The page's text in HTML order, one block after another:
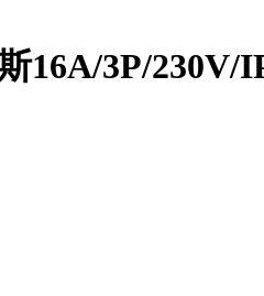
3P/230V/